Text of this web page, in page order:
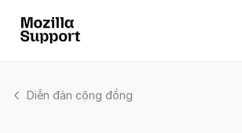
Diễn đàn cộng đồng